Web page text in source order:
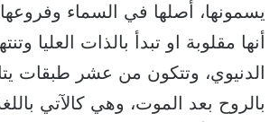
يسمونها، أصلها في السماء
أنها مقلوبة او تبدأ بالذات العليا
الدنيوي، وتتكون من عشر طبقات
بالروح بعد الموت، وهي كالآتي